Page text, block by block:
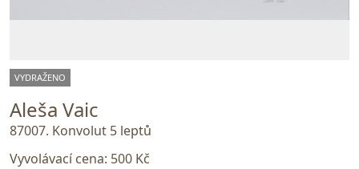
VYDRAŽENO
Aleša Vaic
87007. Konvolut 5 leptů
Vyvolávací cena: 500 Kč